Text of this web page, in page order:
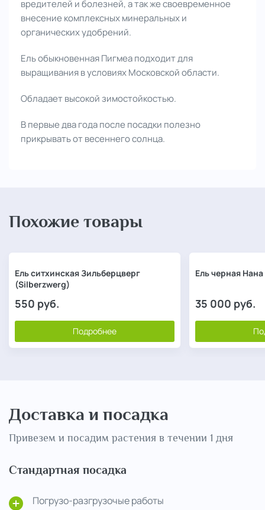
вредителей и болезней, а так же своевременное
внесение комплексных минеральных и
органических удобрений.
Ель обыкновенная Пигмеа подходит для
выращивания в условиях Московской области.
Обладает высокой зимостойкостью.
В первые два года после посадки полезно
прикрывать от весеннего солнца.
Похожие товары
Ель ситхинская Зильберцверг
(Silberzwerg)
550 руб.
Подробнее
Ель черная
35 000 руб.
Доставка и посадка
Привезем и посадим растения в течении 1 дня
Стандартная посадка
Погрузо-разгрузочые работы